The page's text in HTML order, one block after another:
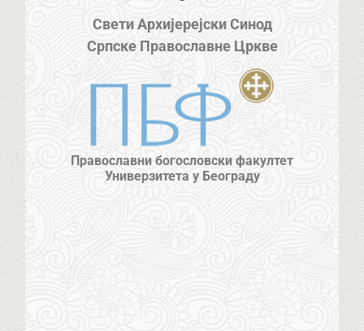
Свети Архијерејски Синод
Српске Православне Цркве
Православни богословски факултет
Универзитета у Београду